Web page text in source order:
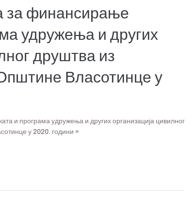
за финансирање
удружења и других
друштва из
Власотинце у
и програма удружења и других организација цивилног
у 2020. години »